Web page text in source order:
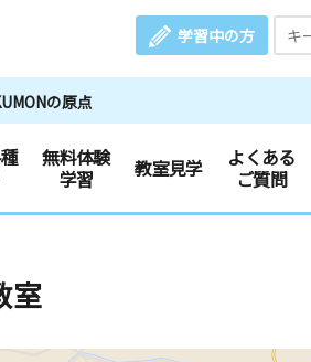
学習中の方
の原点
無料体験
学習
教室見学
よくある
ご質問
室